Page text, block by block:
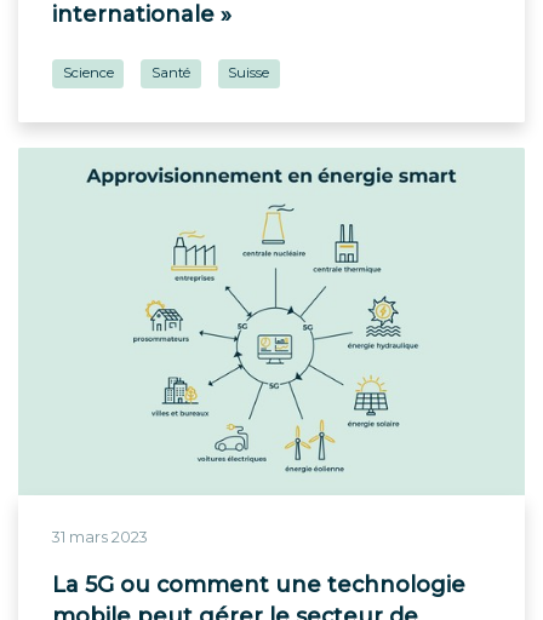
internationale »
Science Santé Suisse
31 mars 2023
La 5G ou comment une technologie